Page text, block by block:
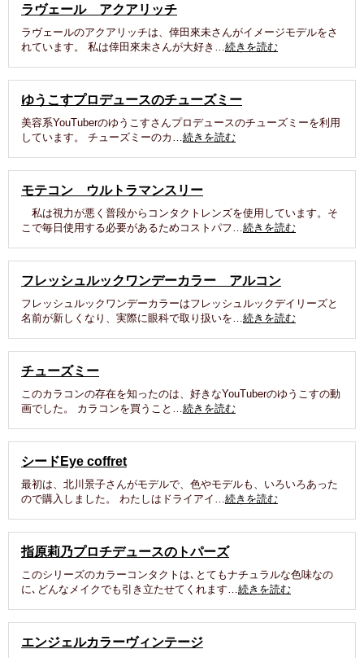
ラヴェール アクアリッチ
ラヴェールのアクアリッチは、倖田來未さんがイメージモデルをさ
れています。 私は倖田來未さんが大好き…続きを読む
ゆうこすプロデュースのチューズミー
美容系YouTuberのゆうこすさんプロデュースのチューズミーを利用
しています。 チューズミーのカ…続きを読む
モテコン ウルトラマンスリー
私は視力が悪く普段からコンタクトレンズを使用しています。そ
こで毎日使用する必要があるためコストパフ…続きを読む
フレッシュルックワンデーカラー アルコン
フレッシュルックワンデーカラーはフレッシュルックデイリーズと
名前が新しくなり、実際に眼科で取り扱いを…続きを読む
チューズミー
このカラコンの存在を知ったのは、好きなYouTuberのゆうこすの動
画でした。 カラコンを買うこと…続きを読む
シードEye coffret
最初は、北川景子さんがモデルで、色やモデルも、いろいろあった
ので購入しました。 わたしはドライアイ…続きを読む
指原莉乃プロチデュースのトパーズ
このシリーズのカラーコンタクトは､とてもナチュラルな色味なの
に､どんなメイクでも引き立たせてくれます…続きを読む
エンジェルカラーヴィンテージ